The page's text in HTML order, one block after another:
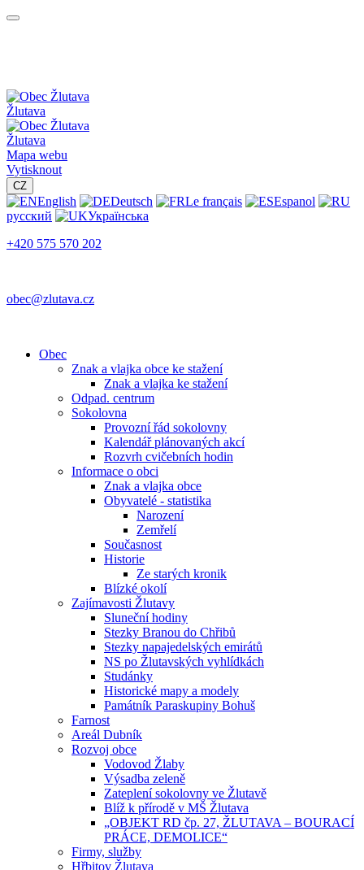
Žlutava
Žlutava
Mapa webu
Vytisknout
CZ
English Deutsch Le français
Espanol
русский
Українська
+420 575 570 202
obec@zlutava.cz
Obec
Znak a vlajka obce ke stažení
Znak a vlajka ke stažení
Odpad. centrum
Sokolovna
Provozní řád sokolovny
Kalendář plánovaných akcí
Rozvrh cvičebních hodin
Informace o obci
Znak a vlajka obce
Obyvatelé - statistika
Narození
Zemřelí
Současnost
Historie
Ze starých kronik
Blízké okolí
Zajímavosti Žlutavy
Sluneční hodiny
Stezky Branou do Chřibů
Stezky napajedelských emirátů
NS po Žlutavských vyhlídkách
Studánky
Historické mapy a modely
Památník Paraskupiny Bohuš
Farnost
Areál Dubník
Rozvoj obce
Vodovod Žlaby
Výsadba zeleně
Zateplení sokolovny ve Žlutavě
Blíž k přírodě v MŠ Žlutava
„OBJEKT RD čp. 27, ŽLUTAVA – BOURACÍ
PRÁCE, DEMOLICE“
Firmy, služby
Hřbitov Žlutava